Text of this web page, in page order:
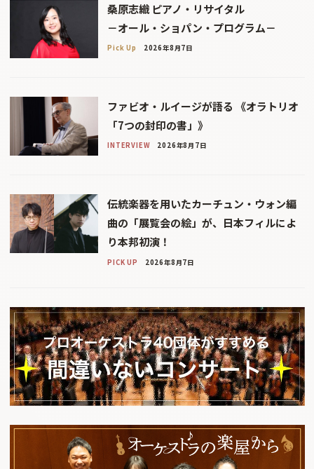
桑原志織 ピアノ・リサイタル
－オール・ショパン・プログラム－
Pick Up 2026年8月7日
ファビオ・ルイージが語る 《オラトリオ
「7つの封印の書」》
INTERVIEW 2026年8月7日
伝統楽器を用いたカーチュン・ウォン編
曲の「展覧会の絵」が、日本フィルによ
り本邦初演！
PICK UP 2026年8月7日